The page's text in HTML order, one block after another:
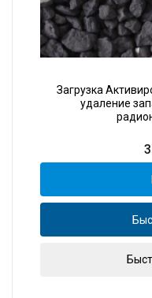
Загрузка
удаление